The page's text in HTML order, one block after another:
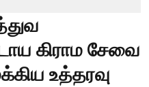
கிராம சேவை
உத்தரவு